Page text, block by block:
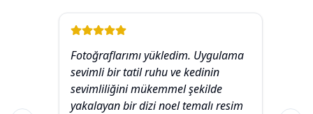
Fotoğraflarımı yükledim. Uygulama
sevimli bir tatil ruhu ve kedinin
sevimliliğini mükemmel şekilde
yakalayan bir dizi noel temalı resim